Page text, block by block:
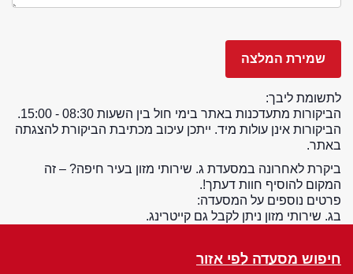
לתשומת ליבך:
הביקורות מתעדכנות באתר בימי חול בין השעות 08:30 - 15:00.
הביקורות אינן עולות מיד. ייתכן עיכוב מכתיבת הביקורת להצגתה
באתר.
ביקרת לאחרונה במסעדת ג. שירותי מזון בעיר חיפה? – זה
המקום להוסיף חוות דעתך!.
פרטים נוספים על המסעדה:
בג. שירותי מזון ניתן לקבל גם קייטרינג.
חיפוש מסעדה לפי אזור